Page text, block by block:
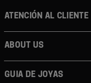
Atención al cliente
About us
Guia de joyas